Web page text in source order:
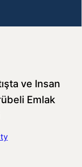
ve Insan
Emlak